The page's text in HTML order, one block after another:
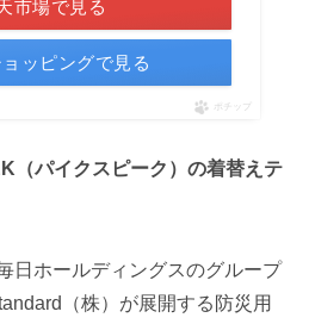
市場で見る
ッピングで見る
ポチップ
（パイクスピーク）の着替えテ
日ホールディングスのグループ
（株）が展開する防災用